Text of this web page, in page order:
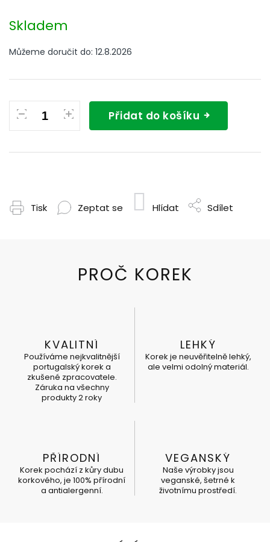
cena:
Skladem
Můžeme doručit do: 12.8.2026
Přidat do košíku
Tisk Zeptat se Hlídat Sdílet
KVALITNÍ
Používáme nejkvalitnější
portugalský korek a
zkušené zpracovatele.
Záruka na všechny
produkty 2 roky
LEHKÝ
Korek je neuvěřitelně lehký,
ale velmi odolný materiál.
PŘÍRODNÍ
Korek pochází z kůry dubu
korkového, je 100% přírodní
a antialergenní.
VEGANSKÝ
Naše výrobky jsou
veganské, šetrné k
životnímu prostředí.